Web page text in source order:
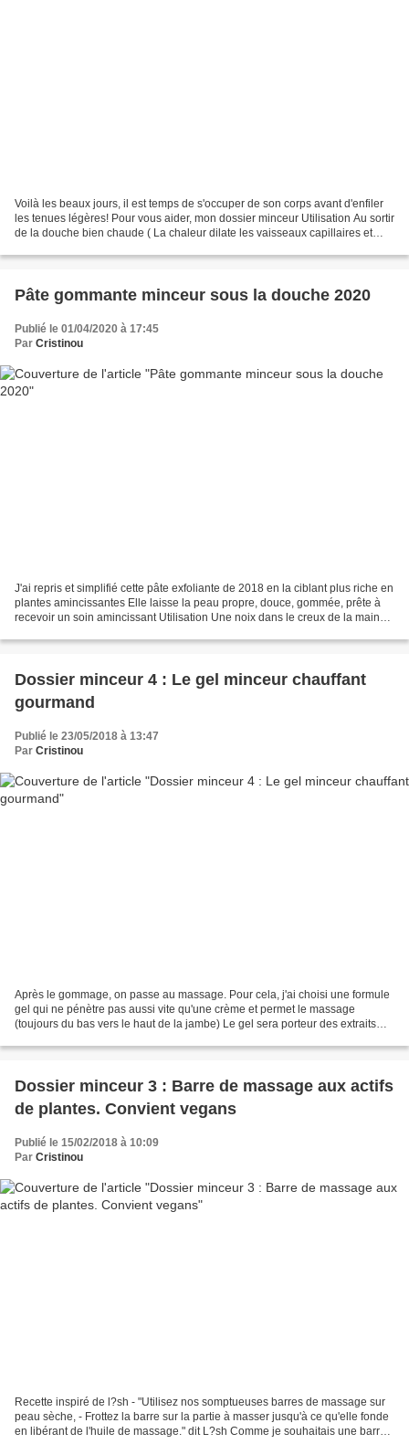
Voilà les beaux jours, il est temps de s'occuper de son corps avant d'enfiler
les tenues légères! Pour vous aider, mon dossier minceur Utilisation Au sortir
de la douche bien chaude ( La chaleur dilate les vaisseaux capillaires et
Pâte gommante minceur sous la douche 2020
Publié le 01/04/2020 à 17:45
Par Cristinou
J'ai repris et simplifié cette pâte exfoliante de 2018 en la ciblant plus riche en
plantes amincissantes Elle laisse la peau propre, douce, gommée, prête à
recevoir un soin amincissant Utilisation Une noix dans le creux de la main
Dossier minceur 4 : Le gel minceur chauffant
gourmand
Publié le 23/05/2018 à 13:47
Par Cristinou
Après le gommage, on passe au massage. Pour cela, j'ai choisi une formule
gel qui ne pénètre pas aussi vite qu'une crème et permet le massage
(toujours du bas vers le haut de la jambe) Le gel sera porteur des extraits
Dossier minceur 3 : Barre de massage aux actifs
de plantes. Convient vegans
Publié le 15/02/2018 à 10:09
Par Cristinou
Recette inspiré de l?sh - "Utilisez nos somptueuses barres de massage sur
peau sèche, - Frottez la barre sur la partie à masser jusqu'à ce qu'elle fonde
en libérant de l'huile de massage." dit L?sh Comme je souhaitais une barre